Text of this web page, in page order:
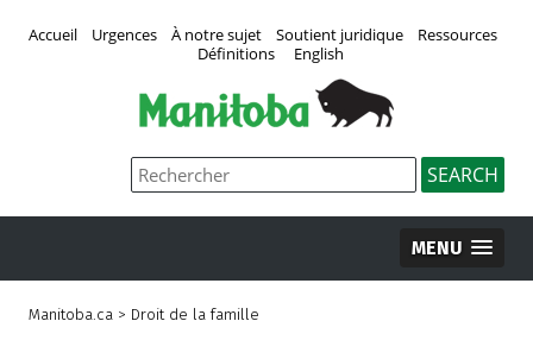
Accueil Urgences À notre sujet Soutient juridique
Ressources
Définitions
English
MENU
Manitoba.ca > Droit de la famille